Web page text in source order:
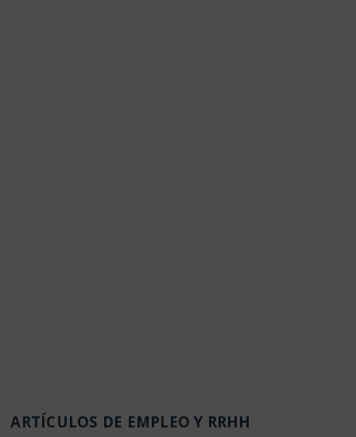
ARTÍCULOS DE EMPLEO Y RRHH